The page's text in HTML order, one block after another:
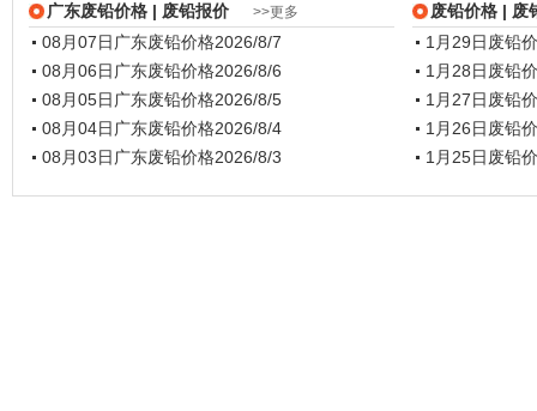
广东废铅价格 | 废铅报价 >>更多
08月07日广东废铅价格2026/8/7
08月06日广东废铅价格2026/8/6
08月05日广东废铅价格2026/8/5
08月04日广东废铅价格2026/8/4
08月03日广东废铅价格2026/8/3
废铅价格 | 废
1月29日废铅
1月28日废铅
1月27日废铅
1月26日废铅
1月25日废铅